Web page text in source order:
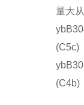
量大
(C5c)